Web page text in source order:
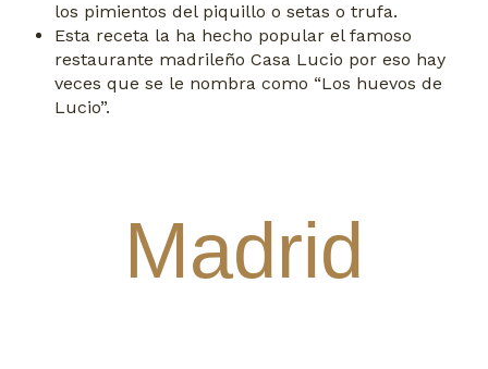
los pimientos del piquillo o setas o trufa.
Esta receta la ha hecho popular el famoso
restaurante madrileño Casa Lucio por eso hay
veces que se le nombra como “Los huevos de
Lucio”.
Madrid